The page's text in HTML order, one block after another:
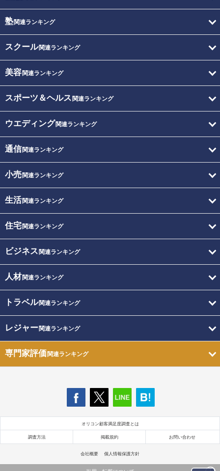
塾関連ランキング
スクール関連ランキング
美容関連ランキング
スポーツ＆ヘルス 関連ランキング
ウエディング関連ランキング
通信関連ランキング
小売関連ランキング
生活関連ランキング
住宅関連ランキング
ビジネス 関連ランキング
人材関連ランキング
トラベル関連ランキング
レジャー関連ランキング
専門家評価関連ランキング
オリコン顧客満足度調査とは
調査方法 掲載規約 お問い合わせ
会社概要 個人情報保護方針